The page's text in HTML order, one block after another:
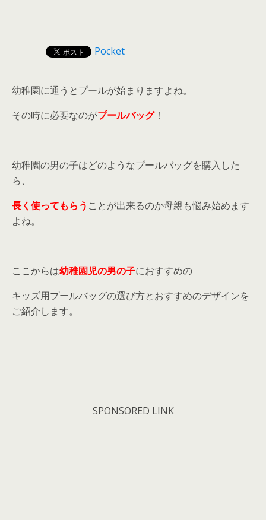
Pocket
幼稚園に通うとプールが始まりますよね。
その時に必要なのがプールバッグ！
幼稚園の男の子はどのようなプールバッグを購入した
ら、
長く使ってもらう ことが出来るのか母親も悩み始めます
よね。
ここからは幼稚園児の男の子におすすめの
キッズ用プールバッグの選び方とおすすめのデザインを
ご紹介します。
SPONSORED LINK